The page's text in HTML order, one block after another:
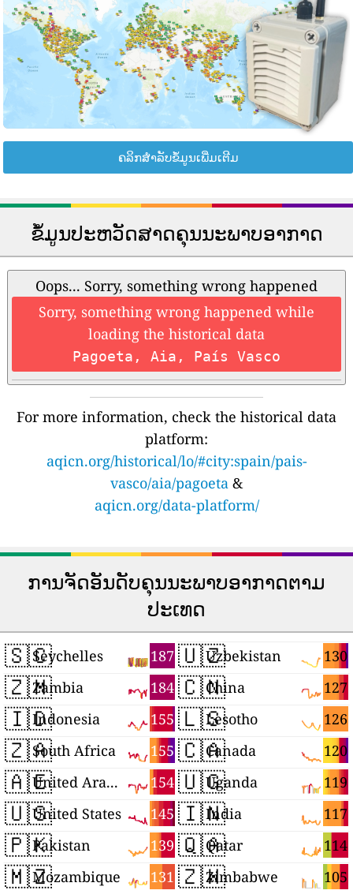
ຄລິກສຳລັບຂໍ້ມູນເພີ່ມເຕີມ
ຂໍ້ມູນປະຫວັດສາດຄຸນນະພາບອາກາດ
Oops... Sorry, something wrong happened
Sorry, something wrong happened while
loading the historical data
Pagoeta, Aia, País Vasco
For more information, check the historical data
platform:
aqicn.org/historical/lo/#city:spain/pais-
vasco/aia/pagoeta &
aqicn.org/data-platform/
ການຈັດອັນດັບຄຸນນະພາບອາກາດຕາມ
ປະເທດ
🇸🇨 187
Seychelles
🇿🇲 184
Zambia
🇮🇩 155
Indonesia
🇿🇦 155
South Africa
🇦🇪 154
United Arab Emirates
🇺🇸 145
United States
🇵🇰 139
Pakistan
🇲🇿 131
Mozambique
🇺🇿 130
Uzbekistan
🇨🇳 127
China
🇱🇸 126
Lesotho
🇨🇦 120
Canada
🇺🇬 119
Uganda
🇮🇳 117
India
🇶🇦 114
Qatar
🇿🇼 105
Zimbabwe